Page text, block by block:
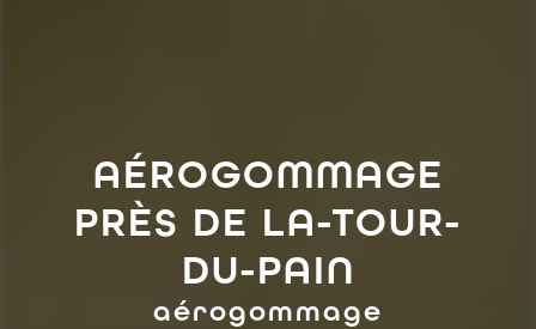
AÉROGOMMAGE
PRÈS DE LA-TOUR-
DU-PAIN
aérogommage